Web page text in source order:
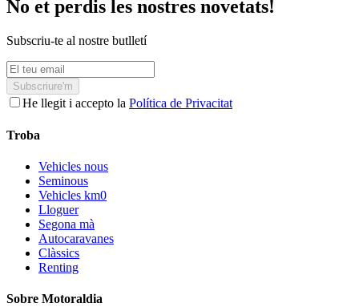
No et perdis les nostres novetats!
Subscriu-te al nostre butlletí
Subscriure'm
He llegit i accepto la Política de Privacitat
Troba
Vehicles nous
Seminous
Vehicles km0
Lloguer
Segona mà
Autocaravanes
Clàssics
Renting
Sobre Motoraldia